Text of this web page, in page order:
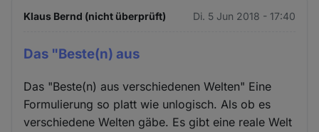
Klaus Bernd (nicht überprüft) Di. 5 Jun 2018 - 17:40
Das "Beste(n) aus
Das "Beste(n) aus verschiedenen Welten" Eine
Formulierung so platt wie unlogisch. Als ob es
verschiedene Welten gäbe. Es gibt eine reale Welt